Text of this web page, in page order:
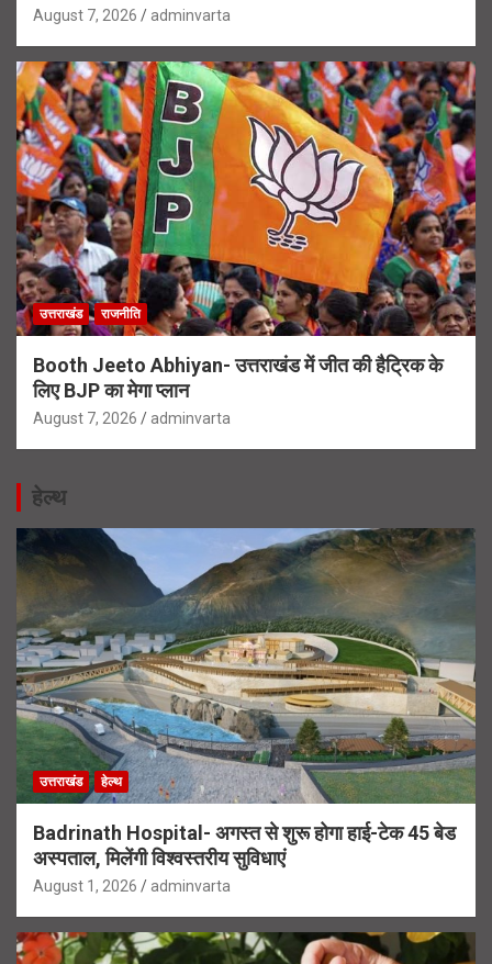
August 7, 2026 adminvarta
उत्तराखंड राजनीति
Booth Jeeto Abhiyan- उत्तराखंड में जीत की हैट्रिक के
लिए BJP का मेगा प्लान
August 7, 2026 adminvarta
हेल्थ
उत्तराखंड हेल्थ
Badrinath Hospital- अगस्त से शुरू होगा हाई-टेक 45 बेड
अस्पताल, मिलेंगी विश्वस्तरीय सुविधाएं
August 1, 2026 adminvarta